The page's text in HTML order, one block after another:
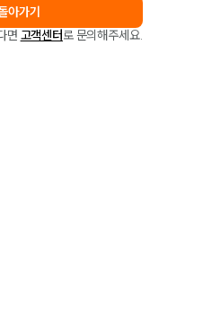
아가기
면 고객센터로 문의해주세요.